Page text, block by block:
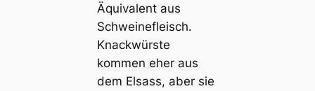
Äquivalent aus
Schweinefleisch.
Knackwürste
kommen eher aus
dem Elsass, aber sie